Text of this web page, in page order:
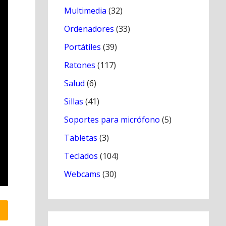
Multimedia (32)
Ordenadores (33)
Portátiles (39)
Ratones (117)
Salud (6)
Sillas (41)
Soportes para micrófono (5)
Tabletas (3)
Teclados (104)
Webcams (30)